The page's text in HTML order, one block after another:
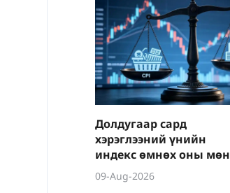
Долдугаар сард
хэрэглээний үнийн
индекс өмнөх оны мөн
үеэс 0.5%-иар өсөв
09-Aug-2026